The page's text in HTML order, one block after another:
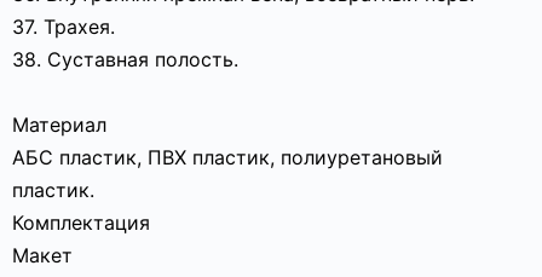
37. Трахея.
38. Суставная полость.
Материал
АБС пластик, ПВХ пластик, полиуретановый
пластик.
Комплектация
Макет